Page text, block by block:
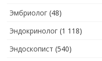
Эмбриолог (48)
Эндокринолог (1 118)
Эндоскопист (540)